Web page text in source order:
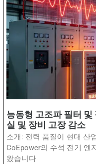
능동형 고조파 필터
실 및 장비 고장 감소
소개: 전력 품질이 현대 산
CoEpower의 수석 전기 엔
왔습니다